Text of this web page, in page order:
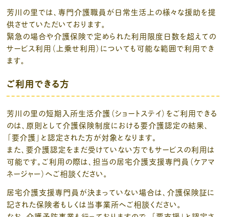
芳川の里では、専門介護職員が日常生活上の様々な援助を提
供させていただいております。
緊急の場合や介護保険で定められた利用限度日数を超えての
サービス利用（上乗せ利用）についても可能な範囲で利用でき
ます。
ご利用できる方
芳川の里の短期入所生活介護（ショートステイ）をご利用できる
のは、原則として介護保険制度における要介護認定の結果、
「要介護」と認定された方が対象となります。
また、要介護認定をまだ受けていない方でもサービスの利用は
可能です。ご利用の際は、担当の居宅介護支援専門員（ケアマ
ネージャー）へご相談ください。
居宅介護支援専門員が決まっていない場合は、介護保険証に
記された保険者もしくは当事業所へご相談ください。